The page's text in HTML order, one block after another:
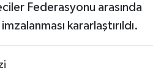
Federasyonu arasında
kararlaştırıldı.